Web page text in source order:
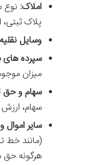
املاک: نوع
پلاک
وسایل
سپرده های
میزان
سهام و حق
سهام،
سایر
(مانند خط
هرگونه حق